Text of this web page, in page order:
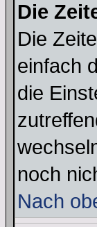
Die
Die
einfach
die
noch
Nach